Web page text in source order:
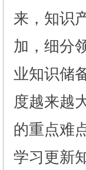
来，知识
加，细分
业知识储
度越来越
的重点难
学习更新